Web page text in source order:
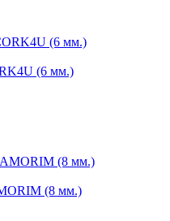
(6 мм.)
(8 мм.)